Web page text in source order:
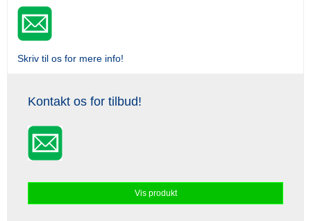
Skriv til os for mere info!
Kontakt os for tilbud!
Vis produkt